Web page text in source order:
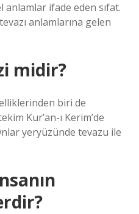
ifade eden sıfat.
anlamlarına gelen
midir?
biri de
Kur’an-ı Kerim’de
yeryüzünde tevazu ile